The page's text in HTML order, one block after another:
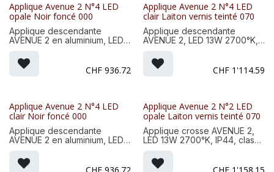
Applique Avenue 2 N°4 LED
opale Noir foncé 000
Applique descendante
AVENUE 2 en aluminium, LED
diffuseurs méthacrylate opale.
Teinte RAL 9005 Noir foncé
000. Garantie 25 ans
CHF 936.72
Applique Avenue 2 N°4 LED
clair Laiton vernis teinté 070
Applique descendante
AVENUE 2, LED 13W 2700°K,
verre clair. Matière lanterne :
laiton vernis teinté 070.
Matière potence : aluminium,
CHF 1'114.59
Applique Avenue 2 N°4 LED
clair Noir foncé 000
Applique descendante
AVENUE 2 en aluminium, LED
diffuseurs verre clair. Teinte
RAL 9005 Noir foncé 000.
Applique Avenue 2 N°2 LED
opale Laiton vernis teinté 070
Applique crosse AVENUE 2,
LED 13W 2700°K, IP44, classe
opale. Matière lanterne : laiton
vernis teinté 070. Matière